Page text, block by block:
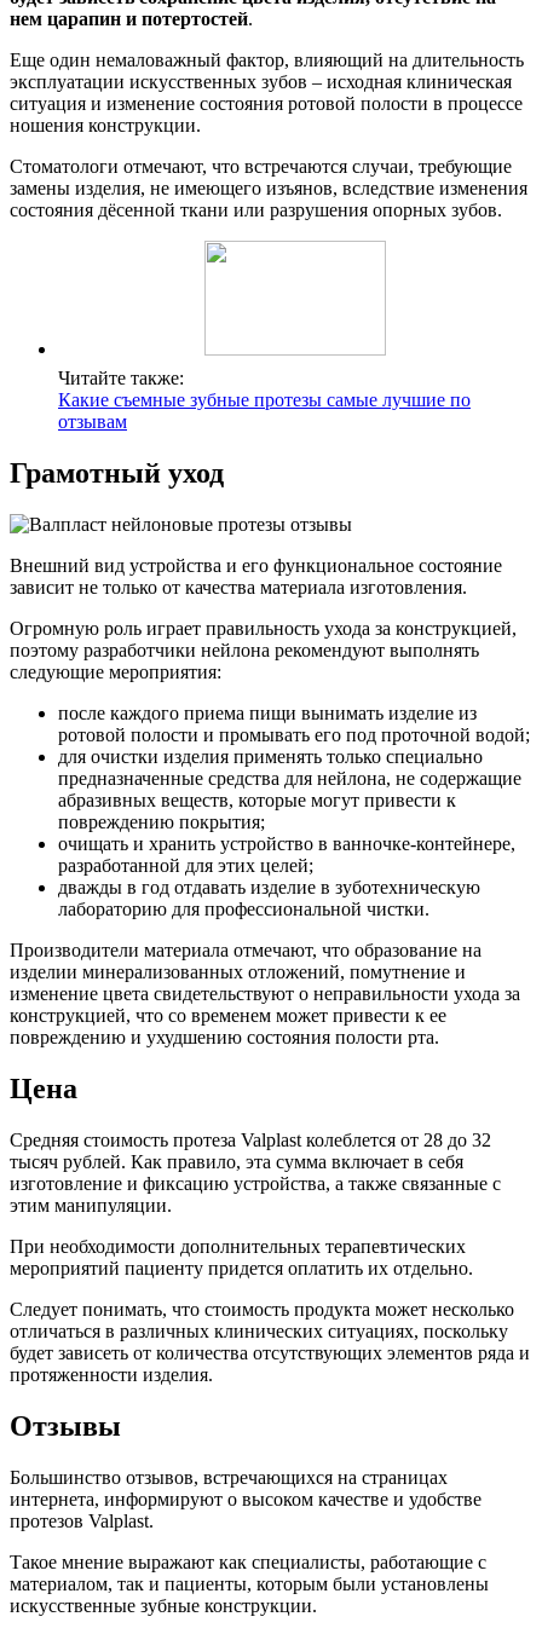
нем царапин и потертостей.
Еще один немаловажный фактор, влияющий на длительность
эксплуатации искусственных зубов – исходная клиническая
ситуация и изменение состояния ротовой полости в процессе
ношения конструкции.
Стоматологи отмечают, что встречаются случаи, требующие
замены изделия, не имеющего изъянов, вследствие изменения
состояния дёсенной ткани или разрушения опорных зубов.
Читайте также:
Какие съемные зубные протезы самые лучшие по
отзывам
Грамотный уход
Внешний вид устройства и его функциональное состояние
зависит не только от качества материала изготовления.
Огромную роль играет правильность ухода за конструкцией,
поэтому разработчики нейлона рекомендуют выполнять
следующие мероприятия:
после каждого приема пищи вынимать изделие из
ротовой полости и промывать его под проточной водой;
для очистки изделия применять только специально
предназначенные средства для нейлона, не содержащие
абразивных веществ, которые могут привести к
повреждению покрытия;
очищать и хранить устройство в ванночке-контейнере,
разработанной для этих целей;
дважды в год отдавать изделие в зуботехническую
лабораторию для профессиональной чистки.
Производители материала отмечают, что образование на
изделии минерализованных отложений, помутнение и
изменение цвета свидетельствуют о неправильности ухода за
конструкцией, что со временем может привести к ее
повреждению и ухудшению состояния полости рта.
Цена
Средняя стоимость протеза Valplast колеблется от 28 до 32
тысяч рублей. Как правило, эта сумма включает в себя
изготовление и фиксацию устройства, а также связанные с
этим манипуляции.
При необходимости дополнительных терапевтических
мероприятий пациенту придется оплатить их отдельно.
Следует понимать, что стоимость продукта может несколько
отличаться в различных клинических ситуациях, поскольку
будет зависеть от количества отсутствующих элементов ряда и
протяженности изделия.
Отзывы
Большинство отзывов, встречающихся на страницах
интернета, информируют о высоком качестве и удобстве
протезов Valplast.
Такое мнение выражают как специалисты, работающие с
материалом, так и пациенты, которым были установлены
искусственные зубные конструкции.